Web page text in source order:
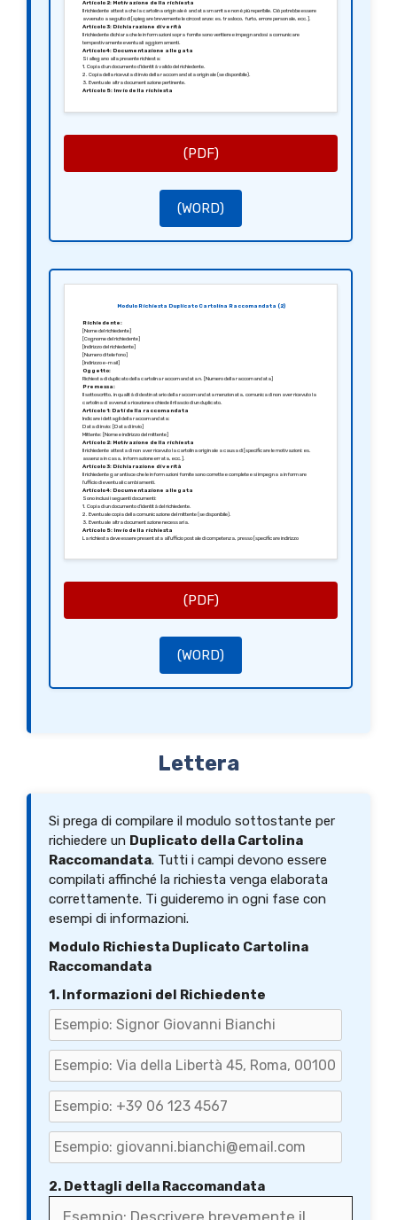
Articolo 2: Motivazione della richiesta
Il richiedente attesta che la cartolina originale è andata smarrita e non è più reperibile. Ciò potrebbe essere
avvenuto a seguito di [spiegare brevemente le circostanze: es. trasloco, furto, errore personale, ecc.].
Articolo 3: Dichiarazione di verità
Il richiedente dichiara che le informazioni sopra fornite sono veritiere e impegnandosi a comunicare
tempestivamente eventuali aggiornamenti.
Articolo 4: Documentazione allegata
Si allegano alla presente richiesta:
1. Copia di un documento d’identità valido del richiedente.
2. Copia della ricevuta di invio della raccomandata originale (se disponibile).
3. Eventuale altra documentazione pertinente.
Articolo 5: Invio della richiesta
Fatto a [Città], il [Data].
(PDF)
(WORD)
Modulo Richiesta Duplicato Cartolina Raccomandata (2)
Richiedente:
[Nome del richiedente]
[Cognome del richiedente]
[Indirizzo del richiedente]
[Numero di telefono]
[Indirizzo e-mail]
Oggetto:
Richiesta di duplicato della cartolina raccomandata n. [Numero della raccomandata]
Premessa:
Il sottoscritto, in qualità di destinatario della raccomandata menzionata, comunica di non aver ricevuto la
cartolina di avvenuta ricezione e chiede il rilascio di un duplicato.
Articolo 1: Dati della raccomandata
Indicare i dettagli della raccomandata:
Data di invio: [Data di invio]
Mittente: [Nome e indirizzo del mittente]
Articolo 2: Motivazione della richiesta
Il richiedente attesta di non aver ricevuto la cartolina originale a causa di [specificare le motivazioni: es.
assenza in casa, informazione errata, ecc.].
Articolo 3: Dichiarazione di verità
Il richiedente garantisce che le informazioni fornite sono corrette e complete e si impegna a informare
l’ufficio di eventuali cambiamenti.
Articolo 4: Documentazione allegata
Sono inclusi i seguenti documenti:
1. Copia di un documento d’identità del richiedente.
2. Eventuale copia della comunicazione del mittente (se disponibile).
3. Eventuale altra documentazione necessaria.
Articolo 5: Invio della richiesta
La richiesta deve essere presentata all’ufficio postale di competenza, presso [specificare indirizzo
(PDF)
(WORD)
Lettera
Si prega di compilare il modulo sottostante per
richiedere un Duplicato della Cartolina
Raccomandata. Tutti i campi devono essere
compilati affinché la richiesta venga elaborata
correttamente. Ti guideremo in ogni fase con
esempi di informazioni.
Modulo Richiesta Duplicato Cartolina
Raccomandata
1. Informazioni del Richiedente
2. Dettagli della Raccomandata